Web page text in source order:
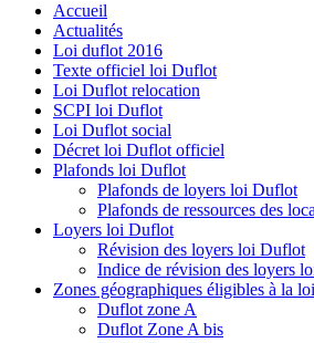
Accueil
Actualités
Loi duflot 2016
Texte officiel loi Duflot
Loi Duflot relocation
SCPI loi Duflot
Loi Duflot social
Décret loi Duflot officiel
Plafonds loi Duflot
Plafonds de loyers loi Duflot
Plafonds de ressources des
Loyers loi Duflot
Révision des loyers loi Duflot
Indice de révision des loyers
Zones géographiques éligibles à la
Duflot zone A
Duflot Zone A bis